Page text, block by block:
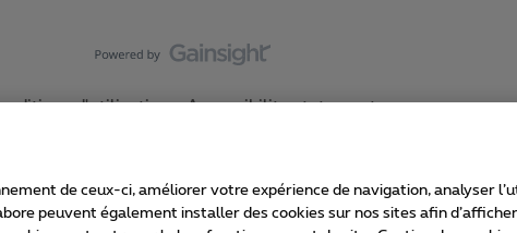
d'utilisation Accessibility statement
de ceux-ci, améliorer votre expérience de navigation, analyser
peuvent également installer des cookies sur nos sites afin